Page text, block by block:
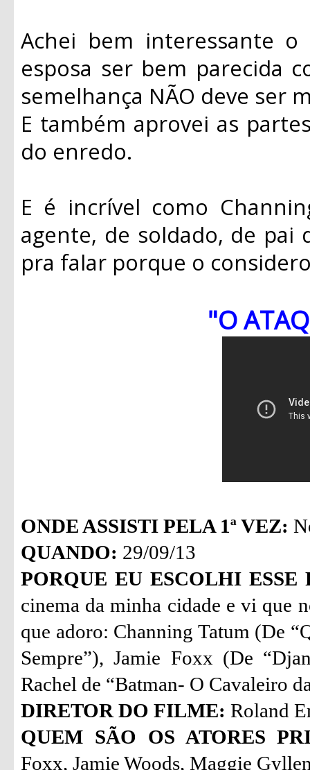
Achei bem interessante
esposa ser bem parecida
semelhança NÃO deve ser
E também aprovei as
do enredo.
E é incrível como
agente, de soldado, de pai
pra falar porque o
"O
ONDE ASSISTI PELA 1ª VEZ:
QUANDO: 29/09/13
PORQUE EU ESCOLHI ESSE
cinema da minha cidade e vi que
que adoro: Channing Tatum (De
Sempre”), Jamie Foxx (De
Rachel de “Batman- O Cavaleiro
DIRETOR DO FILME: Roland
QUEM SÃO OS ATORES
Foxx, Jamie Woods, Maggie